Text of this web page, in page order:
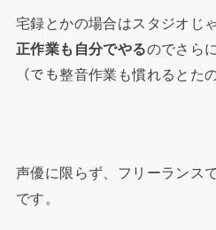
宅録とかの場合はスタジオじ
正作業も自分でやるのでさら
（でも整音作業も慣れるとた
声優に限らず、フリーランス
です。